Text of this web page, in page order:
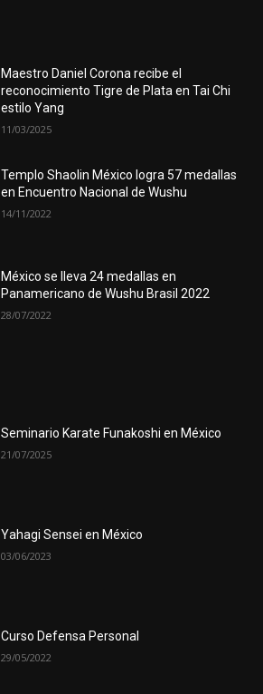
Maestro Daniel Corona recibe el
reconocimiento Tigre de Plata en Tai Chi
estilo Yang
11/03/2025
Templo Shaolin México logra 57 medallas
en Encuentro Nacional de Wushu
14/11/2022
México se lleva 24 medallas en
Panamericano de Wushu Brasil 2022
28/07/2022
Seminario Karate Funakoshi en México
21/07/2025
Yahagi Sensei en México
03/06/2023
Curso Defensa Personal
29/05/2022